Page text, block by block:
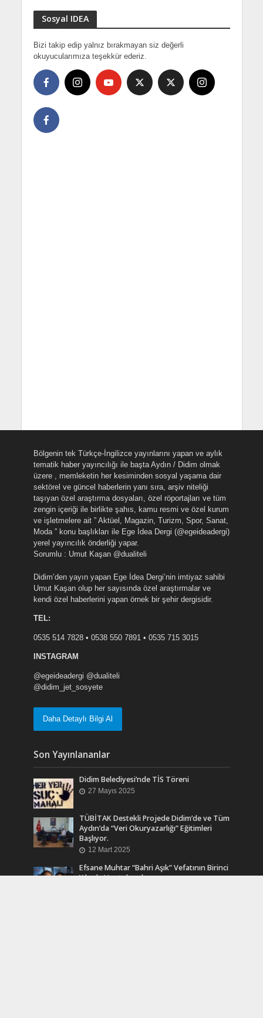
Sosyal IDEA
Bizi takip edip yalnız bırakmayan siz değerli
okuyucularımıza teşekkür ederiz.
Bölgenin tek Türkçe-İngilizce yayınlarını yapan ve aylık
tematik haber yayıncılığı ile başta Aydın / Didim olmak
üzere , memleketin her kesiminden sosyal yaşama dair
sektörel ve güncel haberlerin yanı sıra, arşiv niteliği
taşıyan özel araştırma dosyaları, özel röportajları ve tüm
zengin içeriği ile birlikte şahıs, kamu resmi ve özel kurum
ve işletmelere ait ” Aktüel, Magazin, Turizm, Spor, Sanat,
Moda ” konu başlıkları ile Ege İdea Dergi (@egeideadergi)
yerel yayıncılık önderliği yapar.
Sorumlu : Umut Kaşan @dualiteli
Didim’den yayın yapan Ege İdea Dergi’nin imtiyaz sahibi
Umut Kaşan olup her sayısında özel araştırmalar ve
kendi özel haberlerini yapan örnek bir şehir dergisidir.
TEL:
0535 514 7828 • 0538 550 7891 • 0535 715 3015
INSTAGRAM
@egeideadergi @dualiteli
@didim_jet_sosyete
Daha Detaylı Bilgi Al
Son Yayınlananlar
Didim Belediyesi’nde TİS Töreni
27 Mayıs 2025
TÜBİTAK Destekli Projede Didim’de ve Tüm
Aydın’da “Veri Okuryazarlığı” Eğitimleri
Başlıyor.
12 Mart 2025
Efsane Muhtar “Bahri Aşık” Vefatının Birinci
Yılında Unutulmadı